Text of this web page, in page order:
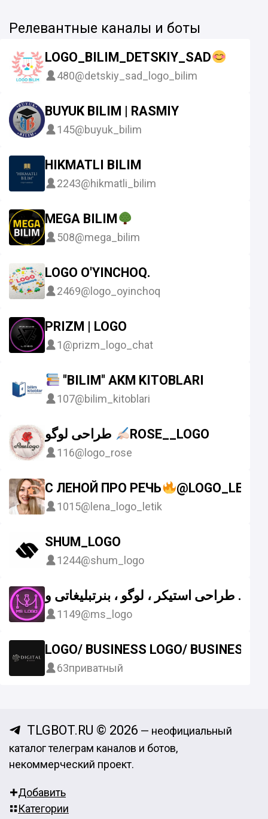
Релевантные каналы и боты
LOGO_BILIM_DETSKIY_SAD
480@detskiy_sad_logo_bilim
BUYUK BILIM | RASMIY
145@buyuk_bilim
HIKMATLI BILIM
2243@hikmatli_bilim
MEGA BILIM
508@mega_bilim
LOGO O'YINCHOQ.
2469@logo_oyinchoq
PRIZM | LOGO
1@prizm_logo_chat
"BILIM" AKM KITOBLARI
107@bilim_kitoblari
ROSE__LOGO
116@logo_rose
С ЛЕНОЙ ПРО РЕЧЬ @LOGO_LETIK
1015@lena_logo_letik
SHUM_LOGO
1244@shum_logo
طراحی استیکر ، لوگو ، بنرتبلیغاتی و ...
1149@ms_logo
LOGO/ BUSINESS LOGO/ BUSINESS
63приватный
TLGBOT.RU © 2026 — неофициальный
каталог телеграм каналов и ботов,
некоммерческий проект.
Добавить
Категории